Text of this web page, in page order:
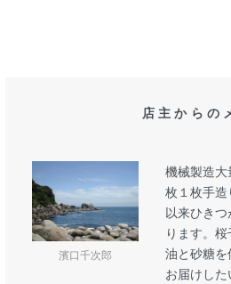
店主からの
濱口千次郎
機械製造大
枚１枚手
以来ひき
ります。
油と砂糖
お届けし